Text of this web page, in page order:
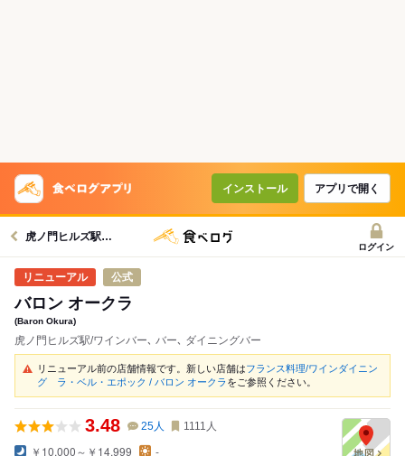
インストール アプリで開く
虎ノ門ヒルズ駅グルメへ
ログイン
公式
バロン オークラ
(Baron Okura)
虎ノ門ヒルズ駅/ワインバー､ バー､ ダイニングバー
リニューアル前の店舗情報です。新しい店舗はフランス料理/ワインダイニン
グ ラ・ベル・エポック / バロン オークラ をご参照ください。
3.48 25人 1111 人
￥10,000～￥14,999 -